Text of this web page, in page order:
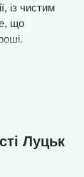
із чистим
що
Луцьк